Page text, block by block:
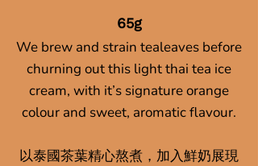
65g
We brew and strain tealeaves before
churning out this light thai tea ice
cream, with it’s signature orange
colour and sweet, aromatic flavour.
以泰國茶葉精心熬煮，加入鮮奶展現